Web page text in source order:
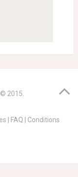
2015.
FAQ
Conditions